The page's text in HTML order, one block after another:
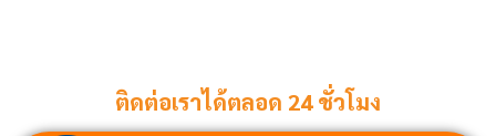
ติดต่อเราได้ตลอด 24 ชั่วโมง